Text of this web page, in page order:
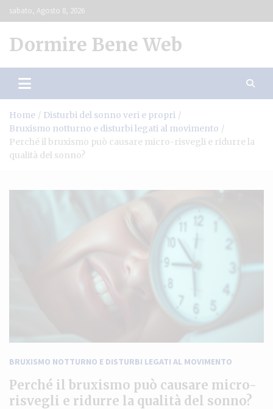
Skip
to
sabato, Agosto 8, 2026
Dormire Bene Web
Home
Disturbi del sonno veri e propri
Bruxismo notturno e disturbi legati al movimento
Perché il bruxismo può causare micro-risvegli e ridurre la
qualità del sonno?
BRUXISMO NOTTURNO E DISTURBI LEGATI AL MOVIMENTO
Perché il bruxismo può causare micro-
risvegli e ridurre la qualità del sonno?